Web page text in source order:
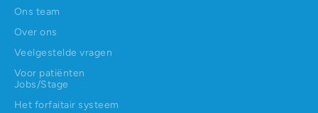
Ons team
Over ons
Veelgestelde vragen
Voor patiënten
Jobs/Stage
Het forfaitair systeem